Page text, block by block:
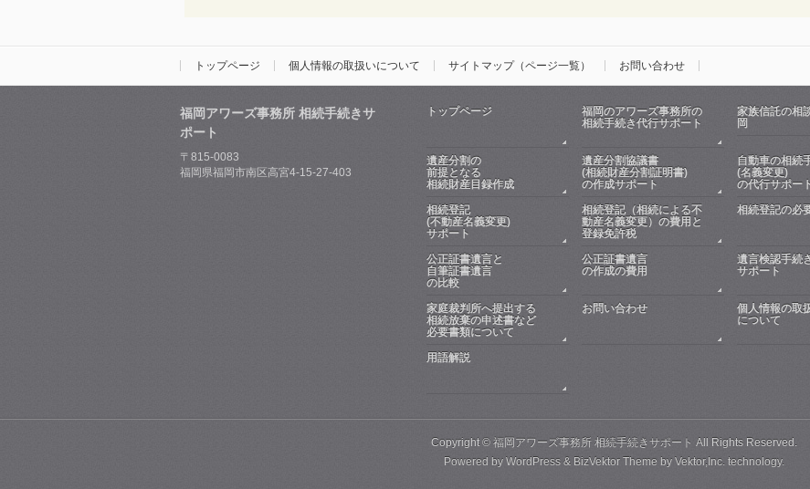
トップページ 個人情報の取扱いについて サイトマップ（ページ一覧） お問い合わせ
福岡アワーズ事務所 相続手続きサ
ポート
〒815-0083
福岡県福岡市南区高宮4-15-27-403
トップページ
福岡のアワーズ事務所の
相続手続き代行サポート
家族信託の
岡
遺産分割の
前提となる
相続財産目録作成
遺産分割協議書
(相続財産分割証明書)
の作成サポート
自動車の相続
(名義変更)
の代行サポー
相続登記
(不動産名義変更)
サポート
相続登記（相続による不
動産名義変更）の費用と
登録免許税
相続登記の必
公正証書遺言と
自筆証書遺言
の比較
公正証書遺言
の作成の費用
遺言検認手続
サポート
家庭裁判所へ提出する
相続放棄の申述書など
必要書類について
お問い合わせ
個人情報の取
について
用語解説
Copyright © 福岡アワーズ事務所 相続手続きサポート All Rights Reserved.
Powered by WordPress& BizVektor Theme by Vektor,Inc.technology.